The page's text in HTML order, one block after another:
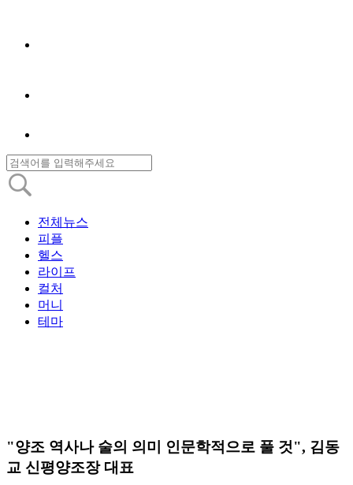
전체뉴스
피플
헬스
라이프
컬처
머니
테마
"양조 역사나 술의 의미 인문학적으로 풀 것", 김동
교 신평양조장 대표